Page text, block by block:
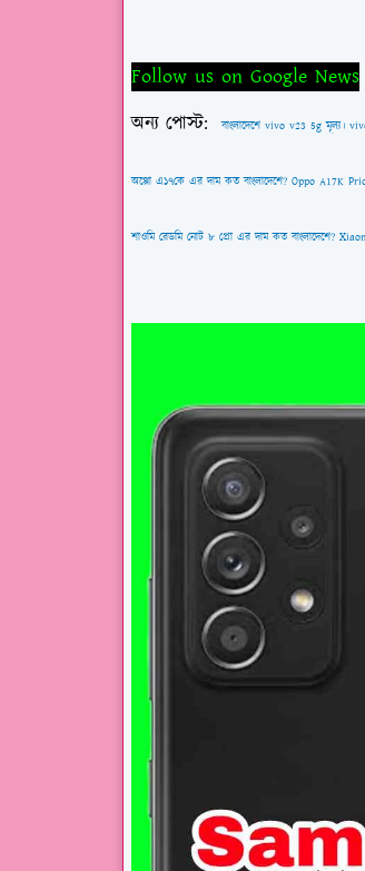
Follow us on Google News
অন্য পোস্ট:বাংলাদেশে vivo v23 5g মূল্য।
অপ্পো এ১৭কে এর দাম কত বাংলাদেশে? Oppo A17K
শাওমি রেডমি নোট ৮ প্রো এর দাম কত বাংলাদেশে?